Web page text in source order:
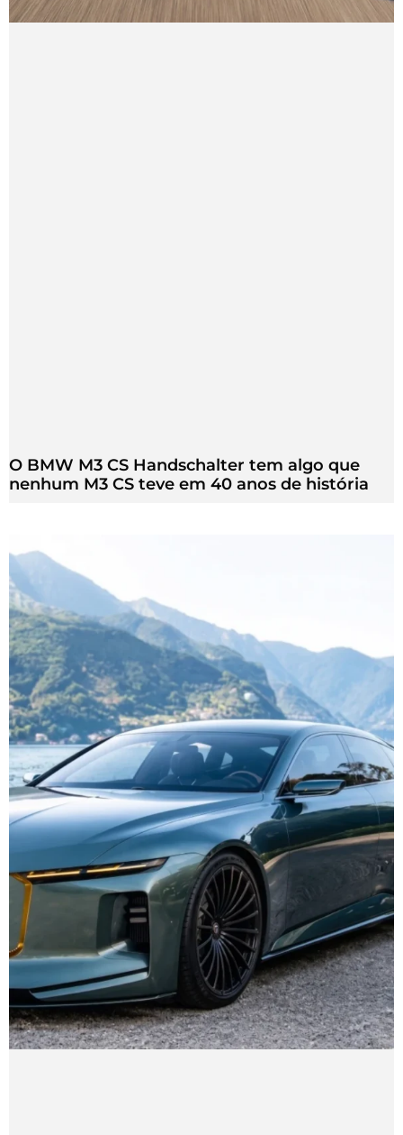
O BMW M3 CS Handschalter tem algo que
nenhum M3 CS teve em 40 anos de história